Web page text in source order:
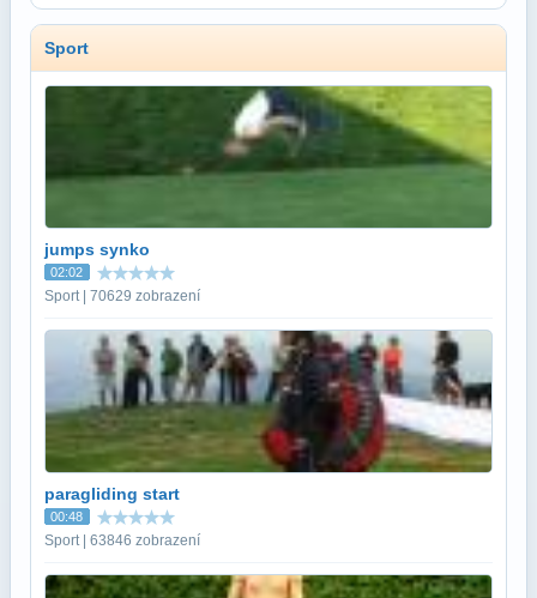
Sport
jumps synko
02:02
Sport | 70629 zobrazení
paragliding start
00:48
Sport | 63846 zobrazení